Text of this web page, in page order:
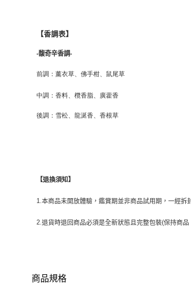
【香調表】
-馥奇辛香調-
前調：薰衣草、佛手柑、鼠尾草
中調：香料、欖香脂、廣藿香
後調：雪松、龍涎香、香根草
【退換須知】
1.本商品未開放體驗，鑑賞期並非商品試用期，一經拆
2.退貨時退回商品必須是全新狀態且完整包裝(保持商
商品規格